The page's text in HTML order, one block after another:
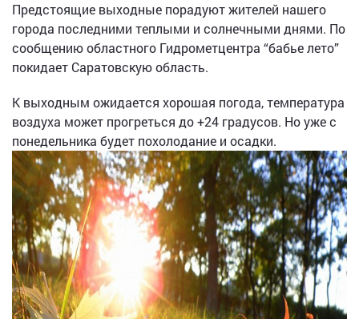
Предстоящие выходные порадуют жителей нашего
города последними теплыми и солнечными днями. По
сообщению областного Гидрометцентра “бабье лето”
покидает Саратовскую область.
К выходным ожидается хорошая погода, температура
воздуха может прогреться до +24 градусов. Но уже с
понедельника будет похолодание и осадки.